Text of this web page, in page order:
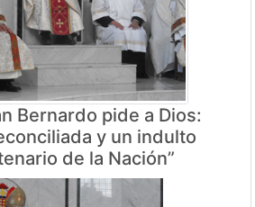
Bernardo pide a Dios:
y un indulto
de la Nación”